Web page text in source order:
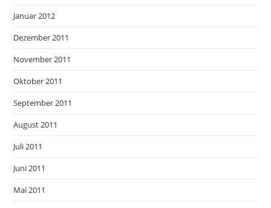
Januar 2012
Dezember 2011
November 2011
Oktober 2011
September 2011
August 2011
Juli 2011
Juni 2011
Mai 2011